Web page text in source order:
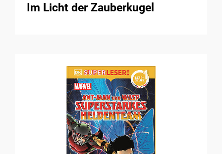
Im Licht der Zauberkugel